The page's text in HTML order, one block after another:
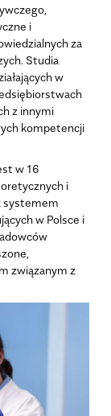
i
za
Studia
w
z innymi
kompetencji
w 16
i
systemem
w Polsce i
związanym z